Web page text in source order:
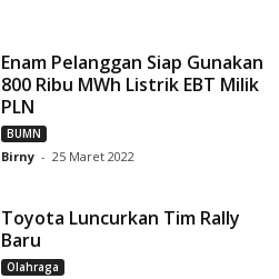
Enam Pelanggan Siap Gunakan
800 Ribu MWh Listrik EBT Milik
PLN
BUMN
Birny - 25 Maret 2022
Toyota Luncurkan Tim Rally
Baru
Olahraga